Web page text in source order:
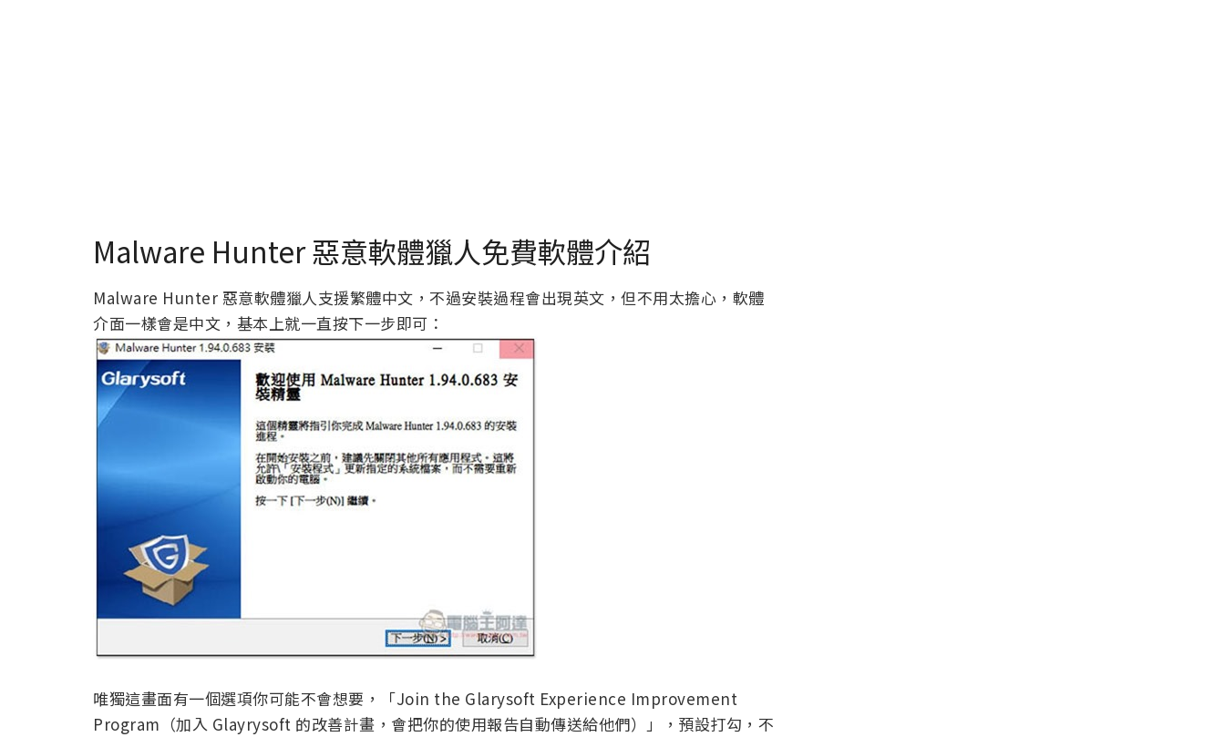
Malware Hunter 惡意軟體獵人免費軟體介紹
Malware Hunter 惡意軟體獵人支援繁體中文，不過安裝過程會出現英文，但不用太擔心，軟體
介面一樣會是中文，基本上就一直按下一步即可：
唯獨這畫面有一個選項你可能不會想要，「Join the Glarysoft Experience Improvement
Program（加入 Glayrysoft 的改善計畫，會把你的使用報告自動傳送給他們）」，預設打勾，不